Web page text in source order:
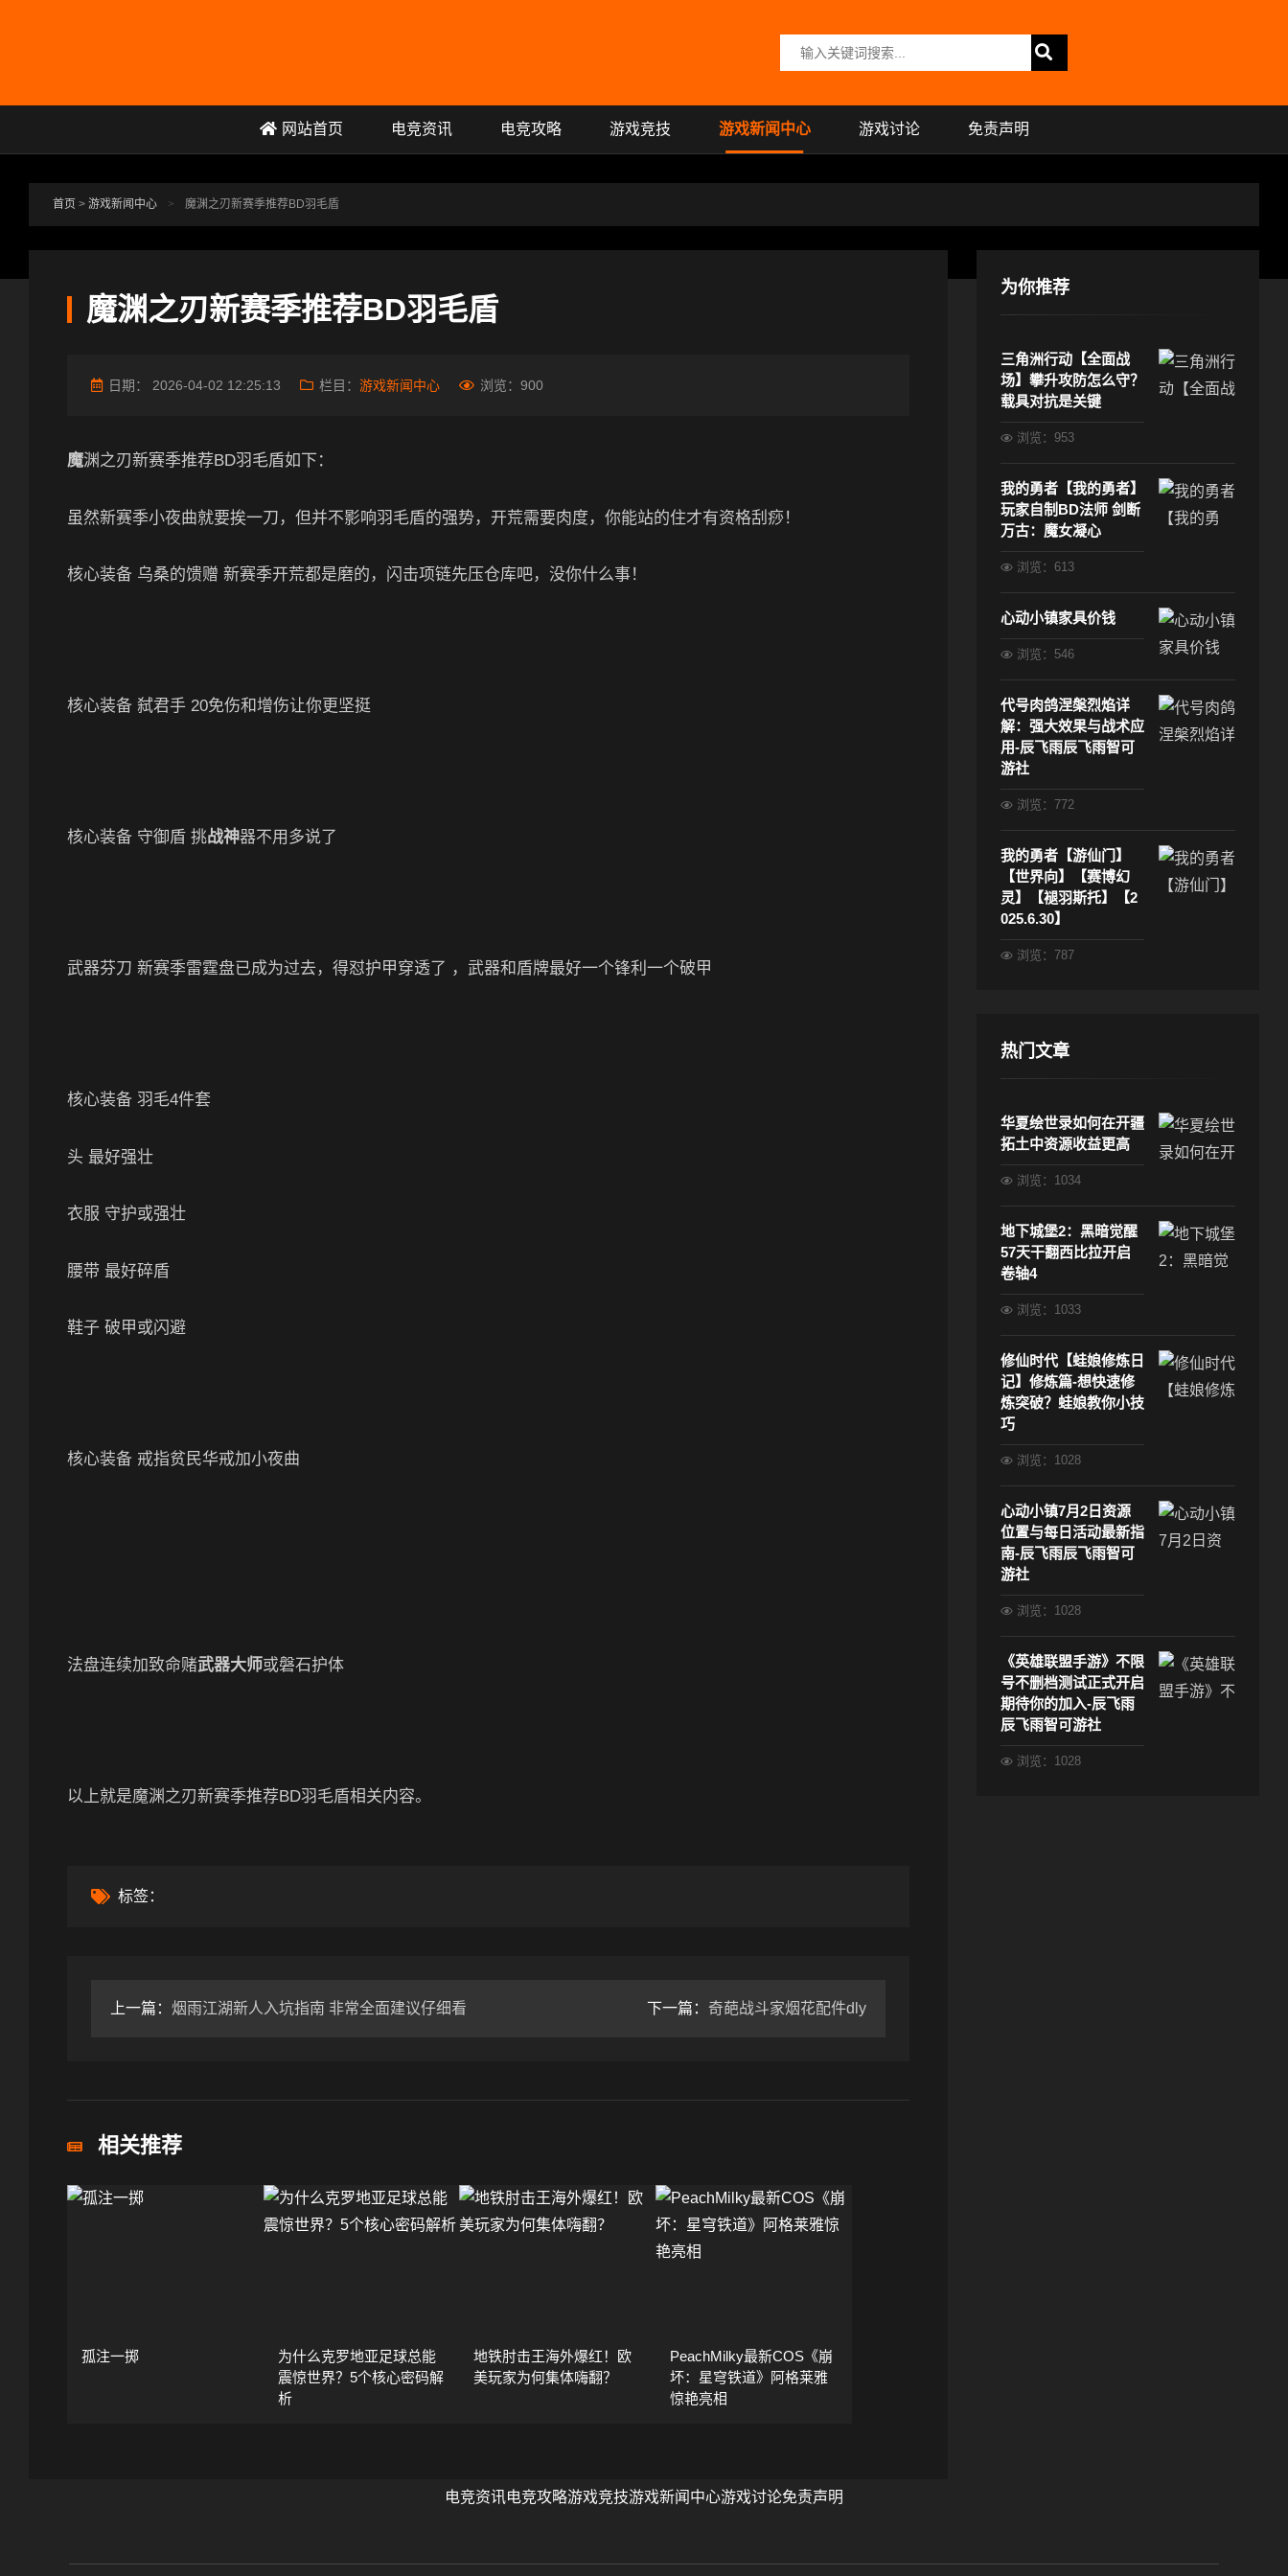
搜索关键词
网站首页 电竞资讯 电竞攻略 游戏竞技 游戏新闻中心 游戏讨论 免责声明
首页 > 游戏新闻中心 > 魔渊之刃新赛季推荐BD羽毛盾
魔渊之刃新赛季推荐BD羽毛盾
日期： 2026-04-02 12:25:13 栏目： 游戏新闻中心 浏览： 900
魔渊之刃新赛季推荐BD羽毛盾如下：
虽然新赛季小夜曲就要挨一刀，但并不影响羽毛盾的强势，开荒需要肉度，你能站的住才有资格刮痧！
核心装备 乌桑的馈赠 新赛季开荒都是磨的，闪击项链先压仓库吧，没你什么事！
核心装备 弑君手 20免伤和增伤让你更坚挺
核心装备 守御盾 挑战神器不用多说了
武器芬刀 新赛季雷霆盘已成为过去，得怼护甲穿透了 ，武器和盾牌最好一个锋利一个破甲
核心装备 羽毛4件套
头 最好强壮
衣服 守护或强壮
腰带 最好碎盾
鞋子 破甲或闪避
核心装备 戒指贫民华戒加小夜曲
法盘连续加致命赌武器大师或磐石护体
以上就是魔渊之刃新赛季推荐BD羽毛盾相关内容。
标签：
上一篇： 烟雨江湖新人入坑指南 非常全面建议仔细看 下一篇： 奇葩战斗家烟花配件dly
相关推荐
孤注一掷
为什么克罗地亚足球总能
震惊世界？5个核心密码解
析
地铁肘击王海外爆红！欧
美玩家为何集体嗨翻？
PeachMilky最新COS《崩
坏：星穹铁道》阿格莱雅
惊艳亮相
为你推荐
三角洲行动【全面战
场】攀升攻防怎么守？
载具对抗是关键
浏览：953
我的勇者【我的勇者】
玩家自制BD法师 剑断
万古：魔女凝心
浏览：613
心动小镇家具价钱
浏览：546
代号肉鸽涅槃烈焰详
解：强大效果与战术应
用-辰飞雨辰飞雨智可
游社
浏览：772
我的勇者【游仙门】
【世界向】【赛博幻
灵】【褪羽斯托】【2
025.6.30】
浏览：787
热门文章
华夏绘世录如何在开疆
拓土中资源收益更高
浏览：1034
地下城堡2：黑暗觉醒
57天干翻西比拉开启
卷轴4
浏览：1033
修仙时代【蛙娘修炼日
记】修炼篇-想快速修
炼突破？蛙娘教你小技
巧
浏览：1028
心动小镇7月2日资源
位置与每日活动最新指
南-辰飞雨辰飞雨智可
游社
浏览：1028
《英雄联盟手游》不限
号不删档测试正式开启
期待你的加入-辰飞雨
辰飞雨智可游社
浏览：1028
电竞资讯电竞攻略游戏竞技游戏新闻中心游戏讨论免责声明